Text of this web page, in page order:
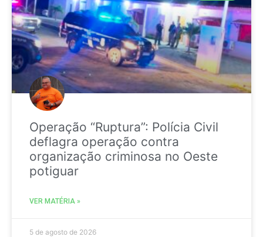
Operação “Ruptura”: Polícia Civil
deflagra operação contra
organização criminosa no Oeste
potiguar
VER MATÉRIA »
5 de agosto de 2026